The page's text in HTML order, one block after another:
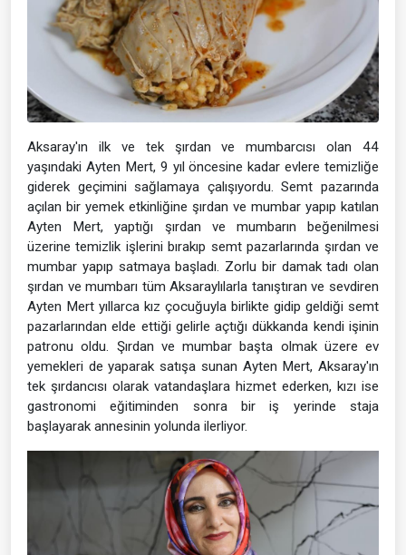
Aksaray'ın ilk ve tek şırdan ve mumbarcısı olan 44
yaşındaki Ayten Mert, 9 yıl öncesine kadar evlere temizliğe
giderek geçimini sağlamaya çalışıyordu. Semt pazarında
açılan bir yemek etkinliğine şırdan ve mumbar yapıp katılan
Ayten Mert, yaptığı şırdan ve mumbarın beğenilmesi
üzerine temizlik işlerini bırakıp semt pazarlarında şırdan ve
mumbar yapıp satmaya başladı. Zorlu bir damak tadı olan
şırdan ve mumbarı tüm Aksaraylılarla tanıştıran ve sevdiren
Ayten Mert yıllarca kız çocuğuyla birlikte gidip geldiği semt
pazarlarından elde ettiği gelirle açtığı dükkanda kendi işinin
patronu oldu. Şırdan ve mumbar başta olmak üzere ev
yemekleri de yaparak satışa sunan Ayten Mert, Aksaray'ın
tek şırdancısı olarak vatandaşlara hizmet ederken, kızı ise
gastronomi eğitiminden sonra bir iş yerinde staja
başlayarak annesinin yolunda ilerliyor.